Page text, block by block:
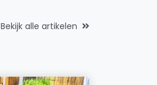
Bekijk alle artikelen